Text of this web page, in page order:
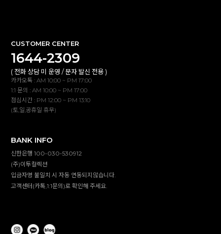
CUSTOMER CENTER
1644-2309
( 전화 상담 미 운영 / 문자 발신 전용 )
카카오톡 : AM 10:00 ~ PM 17:00
1:1 문의 : AM 10:00 ~ PM 17:00
점심시간 : PM 12:00 ~ PM 13:10
(토,일,공휴일 휴무)
BANK INFO
신한은행 100-030-530912
(주)이투컬렉션
입금자명 불일치 시 자동 연동되지않습니다.
고객센터(카톡,1:1문의)로 확인해 주세요.